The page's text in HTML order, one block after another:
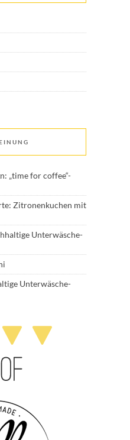
„time for coffee“-
Zitronenkuchen mit
Unterwäsche-
Unterwäsche-